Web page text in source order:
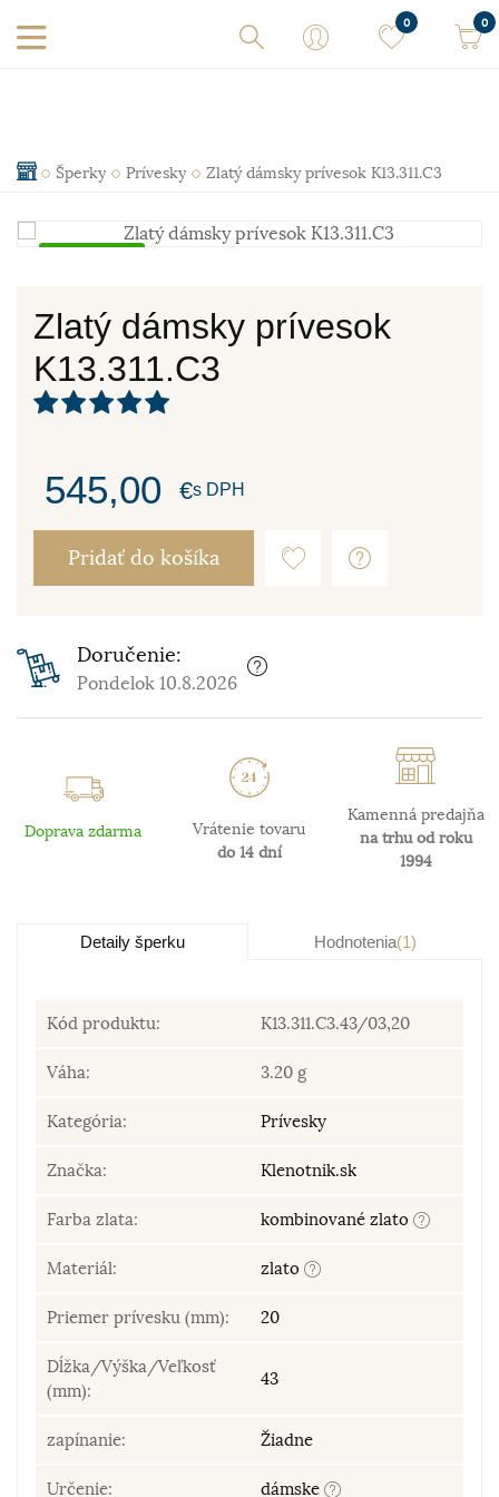
0 0
Šperky Prívesky Zlatý dámsky prívesok K13.311.C3
Zlatý dámsky prívesok
K13.311.C3
545,00 €s DPH
Pridať do košíka
Doručenie:
Pondelok 10.8.2026
Doprava zdarma
Vrátenie tovaru
do 14 dní
Kamenná predajňa
na trhu od roku
1994
Detaily šperku Hodnotenia(1)
Kód produktu: K13.311.C3.43/03,20
Váha: 3.20 g
Kategória: Prívesky
Značka: Klenotnik.sk
Farba zlata: kombinované zlato
Materiál: zlato
Priemer prívesku (mm): 20
Dĺžka/Výška/Veľkosť
(mm):
43
zapínanie: Žiadne
Určenie: dámske